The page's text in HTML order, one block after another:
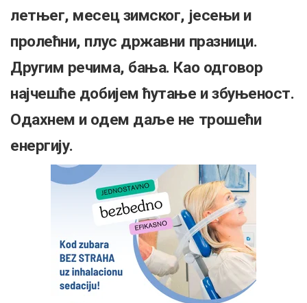
летњег, месец зимског, јесењи и
пролећни, плус државни празници.
Другим речима, бања. Као одговор
најчешће добијем ћутање и збуњеност.
Одахнем и одем даље не трошећи
енергију.